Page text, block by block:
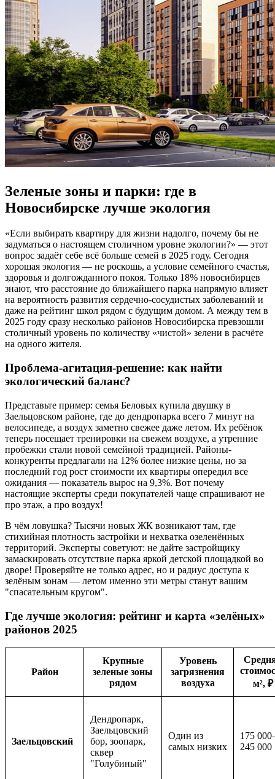
Зеленые зоны и парки: где в
Новосибирске лучше экология
«Если выбирать квартиру для жизни надолго, почему бы не
задуматься о настоящем столичном уровне экологии?» — этот
вопрос задаёт себе всё больше семей в 2025 году. Сегодня
хорошая экология — не роскошь, а условие семейного счастья,
здоровья и долгожданного покоя. Только 18% новосибирцев
знают, что расстояние до ближайшего парка напрямую влияет
на вероятность развития сердечно-сосудистых заболеваний и
даже на рейтинг школ рядом с будущим домом. А между тем в
2025 году сразу несколько районов Новосибирска превзошли
столичный уровень по количеству «чистой» зелени в расчёте
на одного жителя.
Проблема-агитация-решение: как найти
экологический баланс?
Представьте пример: семья Беловых купила двушку в
Заельцовском районе, где до дендропарка всего 7 минут на
велосипеде, а воздух заметно свежее даже летом. Их ребёнок
теперь посещает тренировки на свежем воздухе, а утренние
пробежки стали новой семейной традицией. Районы-
конкуренты предлагали на 12% более низкие цены, но за
последний год рост стоимости их квартиры опередил все
ожидания — показатель вырос на 9,3%. Вот почему
настоящие эксперты среди покупателей чаще спрашивают не
про этаж, а про воздух!
В чём ловушка? Тысячи новых ЖК возникают там, где
стихийная плотность застройки и нехватка озеленённых
территорий. Эксперты советуют: не дайте застройщику
замаскировать отсутствие парка яркой детской площадкой во
дворе! Проверяйте не только адрес, но и радиус доступа к
зелёным зонам — летом именно эти метры станут вашим
"спасательным кругом".
Где лучше экология: рейтинг и карта «зелёных»
районов 2025
Район
Крупные
зеленые зоны
рядом
Уровень
загрязнения
воздуха
м², ₽
Заельцовский
Дендропарк,
Заельцовский
бор, зоопарк,
сквер
"Голубиный"
Один из
самых низких
175
245 000